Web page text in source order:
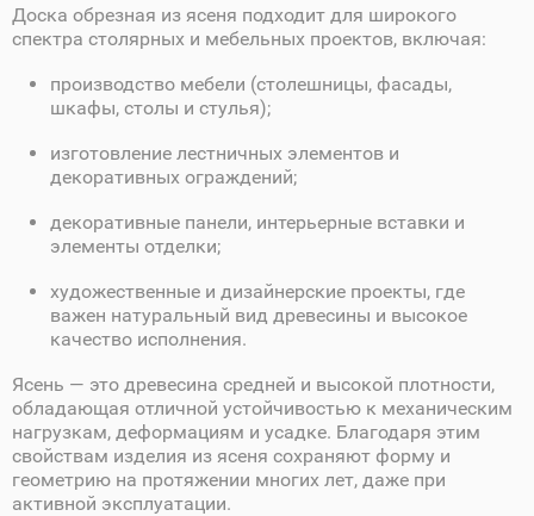
Доска обрезная из ясеня подходит для широкого
спектра столярных и мебельных проектов, включая:
производство мебели (столешницы, фасады,
шкафы, столы и стулья);
изготовление лестничных элементов и
декоративных ограждений;
декоративные панели, интерьерные вставки и
элементы отделки;
художественные и дизайнерские проекты, где
важен натуральный вид древесины и высокое
качество исполнения.
Ясень — это древесина средней и высокой плотности,
обладающая отличной устойчивостью к механическим
нагрузкам, деформациям и усадке. Благодаря этим
свойствам изделия из ясеня сохраняют форму и
геометрию на протяжении многих лет, даже при
активной эксплуатации.